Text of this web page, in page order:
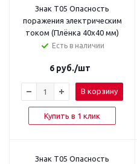
Знак T05 Опасность
поражения электрическим
током (Плёнка 40х40 мм)
Есть в наличии
6 руб./шт
В корзину
Купить в 1 клик
Знак T05 Опасность